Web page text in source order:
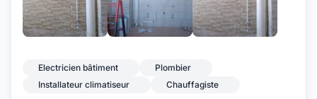
Electricien bâtiment
Plombier
Installateur climatiseur
Chauffagiste